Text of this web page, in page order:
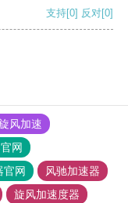
支持[0] 反对[0]
风加速
网
官网
风驰加速器
旋风加速度器